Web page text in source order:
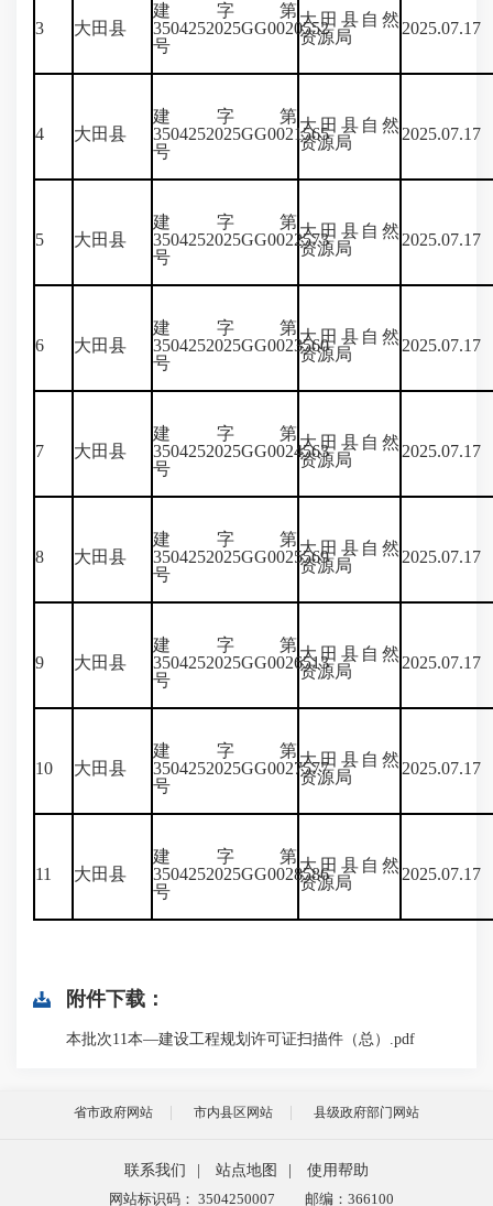
3 大田县
建字第
3504252025GG0020552
号
大田县自然
资源局
2025.07.17
4 大田县
建字第
3504252025GG0021565
号
大田县自然
资源局
2025.07.17
5 大田县
建字第
3504252025GG0022573
号
大田县自然
资源局
2025.07.17
6 大田县
建字第
3504252025GG0023560
号
大田县自然
资源局
2025.07.17
7 大田县
建字第
3504252025GG0024563
号
大田县自然
资源局
2025.07.17
8 大田县
建字第
3504252025GG0025569
号
大田县自然
资源局
2025.07.17
9 大田县
建字第
3504252025GG0026513
号
大田县自然
资源局
2025.07.17
10 大田县
建字第
3504252025GG0027577
号
大田县自然
资源局
2025.07.17
11 大田县
建字第
3504252025GG0028586
号
大田县自然
资源局
2025.07.17
附件下载：
本批次11本—建设工程规划许可证扫描件（总）.pdf
省市政府网站 市内县区网站 县级政府部门网站
联系我们 站点地图
使用帮助
网站标识码： 3504250007
邮编：366100